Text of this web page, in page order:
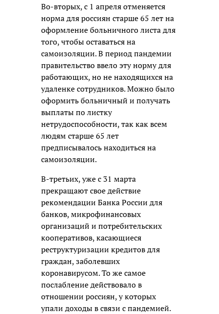
Во-вторых, с 1 апреля отменяется
норма для россиян старше 65 лет на
оформление больничного листа для
того, чтобы оставаться на
самоизоляции. В период пандемии
правительство ввело эту норму для
работающих, но не находящихся на
удаленке сотрудников. Можно было
оформить больничный и получать
выплаты по листку
нетрудоспособности, так как всем
людям старше 65 лет
предписывалось находиться на
самоизоляции.
В-третьих, уже с 31 марта
прекращают свое действие
рекомендации Банка России для
банков, микрофинансовых
организаций и потребительских
кооперативов, касающиеся
реструктуризации кредитов для
граждан, заболевших
коронавирусом. То же самое
послабление действовало в
отношении россиян, у которых
упали доходы в связи с пандемией.